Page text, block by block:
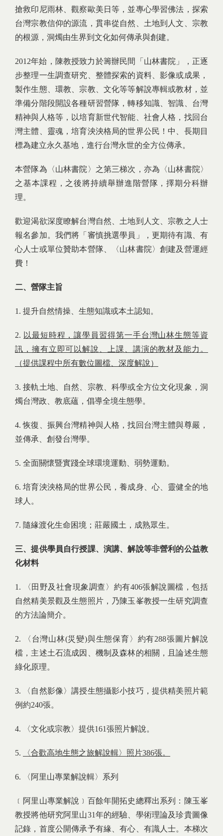
搶救印尼雨林、觀察歐美日等，並專心學習佛法，探索
台灣宗教信仰的源流，貫串從自然、土地到人文、宗教
的根源，洞燭由生界到文化如何傳承與創建。
2012年始，陳教授致力於籌辦民間「山林書院」，正逐
步整理一生調查研究、整體探索的資料、影像或成果，
製作生態、環教、宗教、文化等等解說專輯或教材，並
準備分階段開設各種研習營隊，轉移知識、智識、台灣
精神與人格等，以培育新世代智能、社會人格，找回台
灣主體、靈魂，培育泱泱格局的世界公民！中、長期目
標為建立永久基地，進行台灣永世的全方位傳承。
本營隊為〈山林書院〉之第三梯次，亦為〈山林書院〉
之基本課程，之後將持續舉辦進階營隊，擇期分科辦
理。
歡迎渴欲深度瞭解台灣自然、土地到人文、宗教之人士
報名參加。我們將「審慎挑選學員」，更期待有識、有
心人士或單位贊助本營隊、〈山林書院〉創建及營運經
費！
二、營隊主旨
1. 提升自然情操、生態知識或本土認知。
2. 以最短時程，讓學員習得第一手台灣山林生態等資
訊，擁有立即可以解說、上課、講演的教材及能力。
（提供課程中所有數位圖檔、深度解說）
3. 接軌土地、自然、宗教、科學或全方位文化現象，洞
燭台灣政、教底蘊，倡導全境生態學。
4. 恢復、振興台灣精神與人格，找回台灣主體與尊嚴，
並傳承、創發台灣學。
5. 全面關懷暨實踐全球環境運動、弱勢運動。
6. 培育泱泱格局的世界公民，養成身、心、靈健全的地
球人。
7. 隨緣渡化生命困境；莊嚴國土，成熟眾生。
三、提供學員自行授課、演講、解說等非營利的公益教
化材料
1. 〈田野及社會現象調查〉約有406張解說圖檔，包括
自然精美景觀及生態照片，乃陳玉峯教授一生研究調查
的方法論簡介。
2. 〈台灣山林(災變)與生態保育〉約有288張圖片解說
檔，主述土石流成因、機制及森林的相關，且論述生態
綠化原理。
3. 〈自然影像〉講授生態攝影小技巧，提供精美照片範
例約240張。
4. 〈文化或宗教〉提供161張照片解說。
5. 〈合歡高地生態之旅解說輯〉照片386張。
6. 〈阿里山專業解說輯〉系列
﹝阿里山專業解說﹞百餘年開拓史總釋出系列：陳玉峯
教授將他研究阿里山31年的經驗、學術理論及珍貴圖像
記錄，首度公開傳承予有緣、有心、有識人士。本梯次